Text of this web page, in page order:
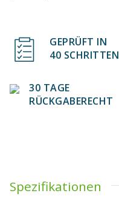
GEPRÜFT IN
40 SCHRITTEN
30 TAGE
RÜCKGABERECHT
Spezifikationen